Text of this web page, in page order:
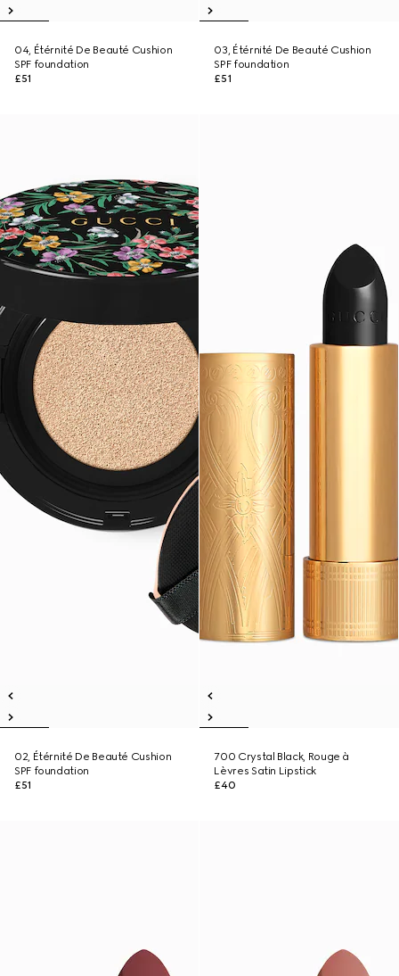
04, Étérnité De Beauté Cushion
SPF foundation
£51
03, Étérnité De Beauté Cushion
SPF foundation
£51
02, Étérnité De Beauté Cushion
SPF foundation
£51
700 Crystal Black, Rouge à
Lèvres Satin Lipstick
£40